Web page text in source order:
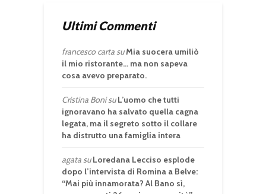
Ultimi Commenti
francesco carta suMia suocera umiliò
il mio ristorante… ma non sapeva
cosa avevo preparato.
Cristina BonisuL’uomo che tutti
ignoravano ha salvato quella cagna
legata, ma il segreto sotto il collare
ha distrutto una famiglia intera
agata suLoredana Lecciso esplode
dopo l’intervista di Romina a Belve:
“Mai più innamorata? Al Bano sì,